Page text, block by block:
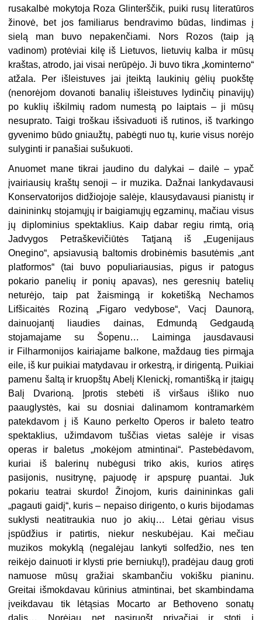
rusakalbė mokytoja Roza Glinterščik, puiki rusų literatūros
žinovė, bet jos familiarus bendravimo būdas, lindimas į
sielą man buvo nepakenčiami. Nors Rozos (taip ją
vadinom) protėviai kilę iš Lietuvos, lietuvių kalba ir mūsų
kraštas, atrodo, jai visai nerūpėjo. Ji buvo tikra „kominterno“
atžala. Per išleistuves jai įteiktą laukinių gėlių puokštę
(nenorėjom dovanoti banalių išleistuves lydinčių pinavijų)
po kuklių iškilmių radom numestą po laiptais – ji mūsų
nesuprato. Taigi troškau išsivaduoti iš rutinos, iš tvarkingo
gyvenimo būdo gniaužtų, pabėgti nuo tų, kurie visus norėjo
sulyginti ir panašiai sušukuoti.
Anuomet mane tikrai jaudino du dalykai – dailė – ypač
įvairiausių kraštų senoji – ir muzika. Dažnai lankydavausi
Konservatorijos didžiojoje salėje, klausydavausi pianistų ir
dainininkų stojamųjų ir baigiamųjų egzaminų, mačiau visus
jų diplominius spektaklius. Kaip dabar regiu rimtą, orią
Jadvygos Petraškevičiūtės Tatjaną iš „Eugenijaus
Onegino“, apsiavusią baltomis drobinėmis basutėmis „ant
platformos“ (tai buvo populiariausias, pigus ir patogus
pokario panelių ir ponių apavas), nes geresnių batelių
neturėjo, taip pat žaismingą ir koketišką Nechamos
Lifšicaitės Roziną „Figaro vedybose“, Vacį Daunorą,
dainuojantį liaudies dainas, Edmundą Gedgaudą
stojamajame su Šopenu… Laiminga jausdavausi
ir Filharmonijos kairiajame balkone, maždaug ties pirmąja
eile, iš kur puikiai matydavau ir orkestrą, ir dirigentą. Puikiai
pamenu šaltą ir kruopštų Abelį Klenickį, romantišką ir įtaigų
Balį Dvarioną. Įprotis stebėti iš viršaus išliko nuo
paauglystės, kai su dosniai dalinamom kontramarkėm
patekdavom į iš Kauno perkelto Operos ir baleto teatro
spektaklius, užimdavom tuščias vietas salėje ir visas
operas ir baletus „mokėjom atmintinai“. Pastebėdavom,
kuriai iš balerinų nubėgusi triko akis, kurios atiręs
pasijonis, nusitrynę, pajuodę ir apspurę puantai. Juk
pokariu teatrai skurdo! Žinojom, kuris dainininkas gali
„pagauti gaidį“, kuris – nepaiso dirigento, o kuris bijodamas
suklysti neatitraukia nuo jo akių… Lėtai gėriau visus
įspūdžius ir patirtis, niekur neskubėjau. Kai mečiau
muzikos mokyklą (negalėjau lankyti solfedžio, nes ten
reikėjo dainuoti ir klysti prie berniukų!), pradėjau daug groti
namuose mūsų gražiai skambančiu vokišku pianinu.
Greitai išmokdavau kūrinius atmintinai, bet skambindama
įveikdavau tik lėtąsias Mocarto ar Bethoveno sonatų
dalis… Norėjau net pasiruošt privačiai ir stoti į